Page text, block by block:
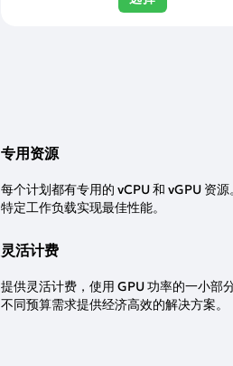
专用资源
每个计划都有专用的 vCPU 和 vGPU 资
特定工作负载实现最佳性能。
灵活计费
提供灵活计费，使用 GPU 功率的一小部
不同预算需求提供经济高效的解决方案。